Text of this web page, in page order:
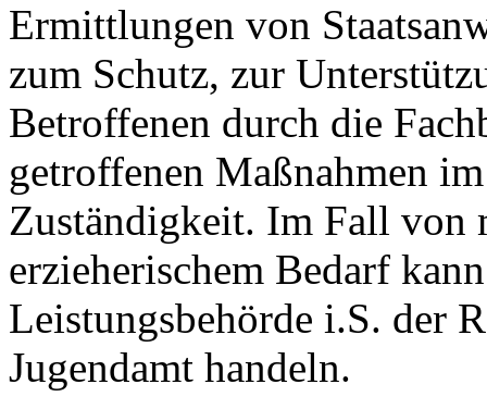
Ermittlungen von
zum Schutz, zur
Betroffenen durch die
getroffenen Maßnahmen
Zuständigkeit. Im Fall von
erzieherischem Bedarf
Leistungsbehörde i.S. der
Jugendamt handeln.